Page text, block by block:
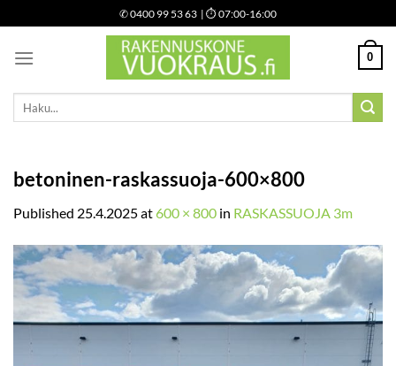
to
content
✆0400 99 53 63 | ⏱ 07:00-16:00
0
Etsi:
betoninen-raskassuoja-600×800
Published 25.4.2025at 600 × 800 in RASKASSUOJA 3m